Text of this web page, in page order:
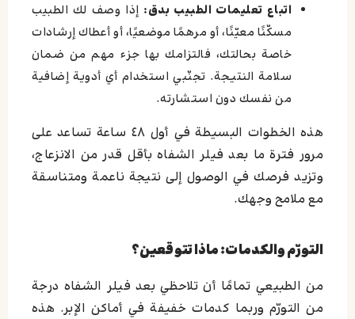
اتباع تعليمات الطبيب بدق: إذا وصف لك الطبيب
مسكّنًا معيّنًا، أو مرهمًا موضعيًا، أو أعطاك إرشادات
خاصة بحالتك، فالتزامك بها جزء مهم من ضمان
سلامة النتيجة. تجنّبي استخدام أي أدوية إضافية
من نفسك دون استشارته.
هذه الخطوات البسيطة في أول ٤٨ ساعة تساعد على
مرور فترة ما بعد فيلر الشفاه بأقل قدر من الانزعاج،
وتزيد فرصك في الوصول إلى نتيجة ناعمة ومتناسقة
مع ملامح وجهك.
التورّم والكدمات: ماذا تتوقعين؟
من الطبيعي تمامًا أن تلاحظي بعد فيلر الشفاه درجة
من التورّم وربما كدمات خفيفة في أماكن الإبر. هذه